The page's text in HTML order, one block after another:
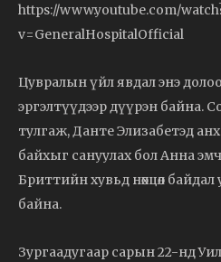
https://www.youtube.com/
v=GeneralHospitalOfficial
Цувралын үйл явдал энэ
эргэлтүүдээр дүүрэн байна.
тулгаж, Данте Элизабетэд
байхыг сануулах бол Анна
Бриттийн хувьд нөхцөл
байна.
Зургаадугаар сарын 22-нд